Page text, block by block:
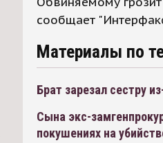
сообщает
Материалы по
Брат зарезал сестру
Сына экс-
покушениях на